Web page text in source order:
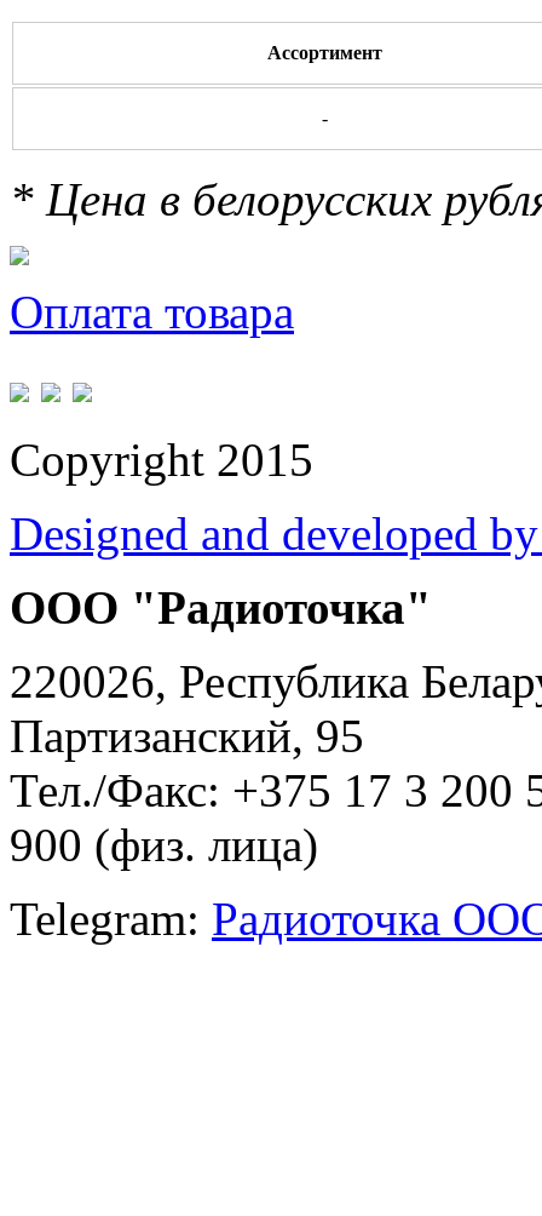
Ассортимент
-
* Цена в белорусских
Оплата товара
Copyright 2015
Designed and developed
ООО "Радиоточка"
220026, Республика
Партизанский, 95
Тел./Факс: +375 17 3
900 (физ. лица)
Telegram: Радиоточка